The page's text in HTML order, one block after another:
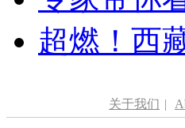
超燃！西
关于我们 |